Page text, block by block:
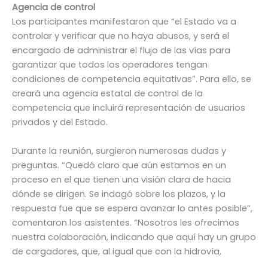
Agencia de control
Los participantes manifestaron que “el Estado va a
controlar y verificar que no haya abusos, y será el
encargado de administrar el flujo de las vías para
garantizar que todos los operadores tengan
condiciones de competencia equitativas”. Para ello, se
creará una agencia estatal de control de la
competencia que incluirá representación de usuarios
privados y del Estado.
Durante la reunión, surgieron numerosas dudas y
preguntas. “Quedó claro que aún estamos en un
proceso en el que tienen una visión clara de hacia
dónde se dirigen. Se indagó sobre los plazos, y la
respuesta fue que se espera avanzar lo antes posible”,
comentaron los asistentes. “Nosotros les ofrecimos
nuestra colaboración, indicando que aquí hay un grupo
de cargadores, que, al igual que con la hidrovía,